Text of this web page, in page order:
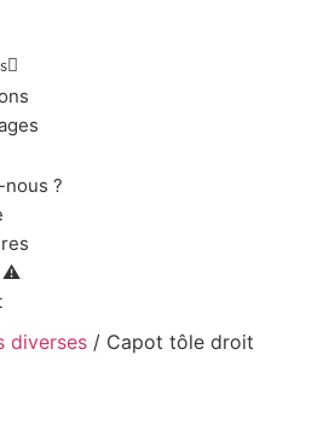
nous ?
⚠️
diverses / Capot tôle droit